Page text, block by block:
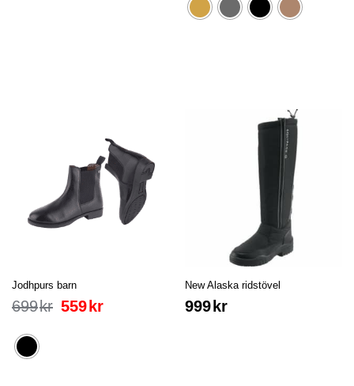
Jodhpurs barn
699kr 559 kr
New Alaska ridstövel
999 kr